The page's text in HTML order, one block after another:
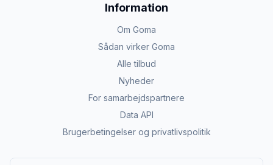
Information
Om Goma
Sådan virker Goma
Alle tilbud
Nyheder
For samarbejdspartnere
Data API
Brugerbetingelser og privatlivspolitik